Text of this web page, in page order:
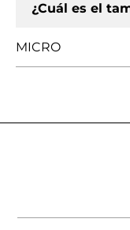
¿Cuál es el
MICRO